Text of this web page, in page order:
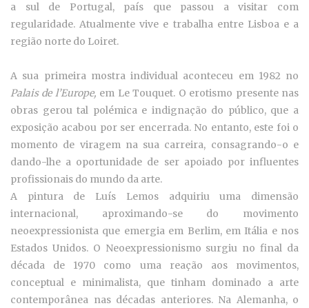
a sul de Portugal, país que passou a visitar com
regularidade. Atualmente vive e trabalha entre Lisboa e a
região norte do Loiret.
A sua primeira mostra individual aconteceu em 1982 no
Palais de l’Europe, em Le Touquet. O erotismo presente nas
obras gerou tal polémica e indignação do público, que a
exposição acabou por ser encerrada. No entanto, este foi o
momento de viragem na sua carreira, consagrando-o e
dando-lhe a oportunidade de ser apoiado por influentes
profissionais do mundo da arte.
A pintura de Luís Lemos adquiriu uma dimensão
internacional, aproximando-se do movimento
neoexpressionista que emergia em Berlim, em Itália e nos
Estados Unidos. O Neoexpressionismo surgiu no final da
década de 1970 como uma reação aos movimentos,
conceptual e minimalista, que tinham dominado a arte
contemporânea nas décadas anteriores. Na Alemanha, o